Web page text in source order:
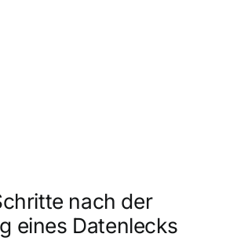
nach der
eines Datenlecks